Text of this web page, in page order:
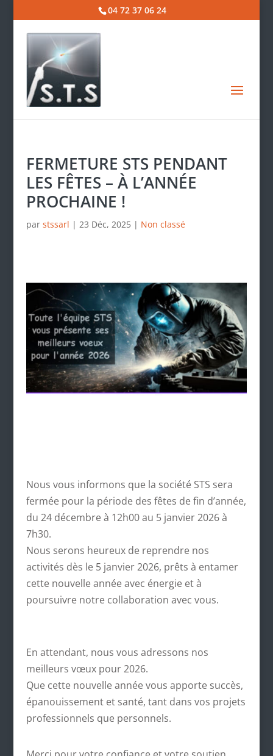
04 72 37 06 24
FERMETURE STS PENDANT
LES FÊTES – À L’ANNÉE
PROCHAINE !
par stssarl | 23 Déc, 2025| Non classé
Nous vous informons que la société STS sera
fermée pour la période des fêtes de fin d’année,
du 24 décembre à 12h00 au 5 janvier 2026 à
7h30.
Nous serons heureux de reprendre nos
activités dès le 5 janvier 2026, prêts à entamer
cette nouvelle année avec énergie et à
poursuivre notre collaboration avec vous.
En attendant, nous vous adressons nos
meilleurs vœux pour 2026.
Que cette nouvelle année vous apporte succès,
épanouissement et santé, tant dans vos projets
professionnels que personnels.